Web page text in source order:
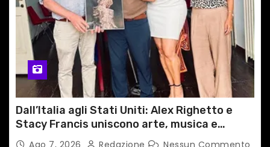
Dall’Italia agli Stati Uniti: Alex Righetto e
Stacy Francis uniscono arte, musica e
tecnologia in un nuovo progetto
Ago 7, 2026 Redazione Nessun Commento